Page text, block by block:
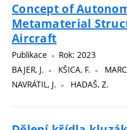
Concept of
Metamaterial
Aircraft
Publikace
Rok: 2023
BAJER, J.
KŠICA, F.
NAVRÁTIL, J.
HADAŠ, Z.